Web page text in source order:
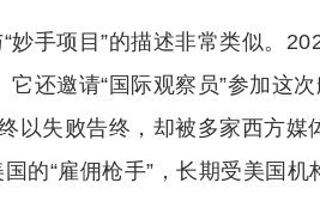
妙手项目”的描述非常类似。
还邀请“国际观察员”参加这
以失败告终，却被多家西方媒
的“雇佣枪手”，长期受美国机